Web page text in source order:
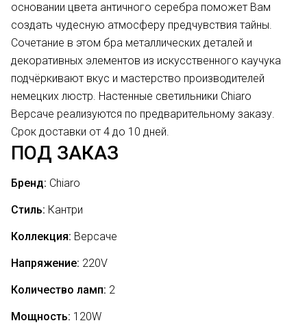
основании цвета античного серебра поможет Вам
создать чудесную атмосферу предчувствия тайны.
Сочетание в этом бра металлических деталей и
декоративных элементов из искусственного каучука
подчёркивают вкус и мастерство производителей
немецких люстр. Настенные светильники Chiaro
Версаче реализуются по предварительному заказу.
Срок доставки от 4 до 10 дней.
ПОД ЗАКАЗ
Бренд: Chiaro
Стиль: Кантри
Коллекция: Версаче
Напряжение: 220V
Количество ламп: 2
Мощность: 120W